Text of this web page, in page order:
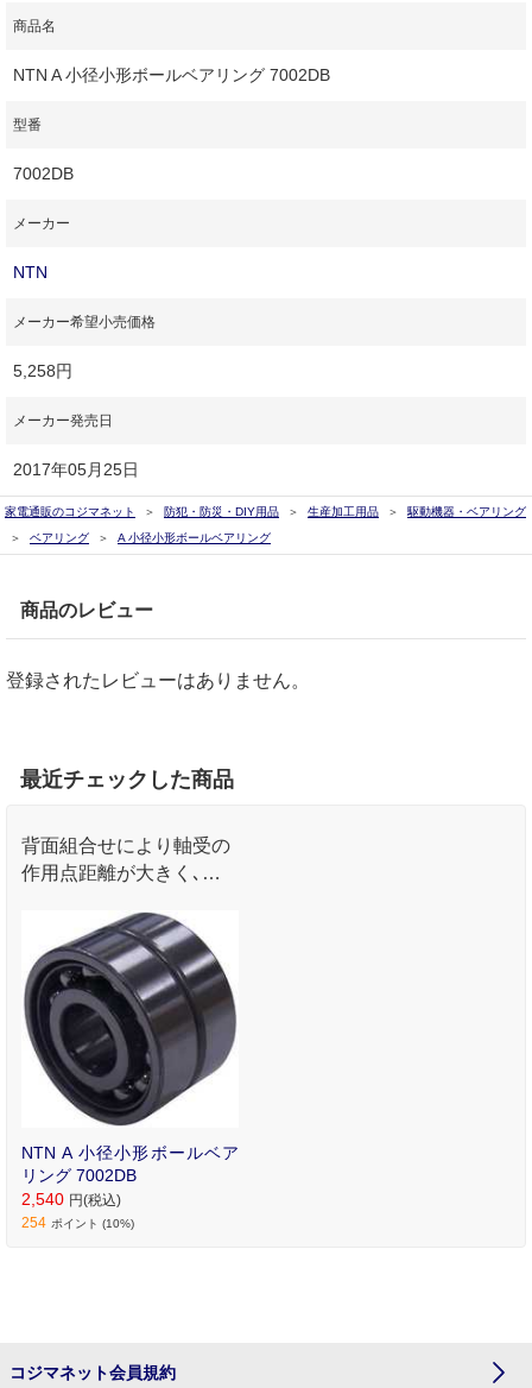
商品名
NTN A 小径小形ボールベアリング 7002DB
型番
7002DB
メーカー
NTN
メーカー希望小売価格
5,258円
メーカー発売日
2017年05月25日
家電通販のコジマネット 防犯・防災・DIY用品 生産加工用品
駆動機器・ベアリング
ベアリング
A 小径小形ボールベアリング
商品のレビュー
登録されたレビューはありません。
最近チェックした商品
背面組合せにより軸受の
作用点距離が大きく､モ
が高いです｡ 一般産機用｡
NTN A 小径小形ボールベア
リング 7002DB
2,540 円(税込)
254 ポイント (10%)
コジマネット会員規約